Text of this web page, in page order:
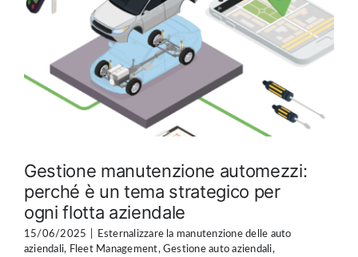
Gestione manutenzione automezzi:
perché è un tema strategico per
ogni flotta aziendale
15/06/2025
Esternalizzare la manutenzione delle auto
aziendali, Fleet Management, Gestione auto aziendali,